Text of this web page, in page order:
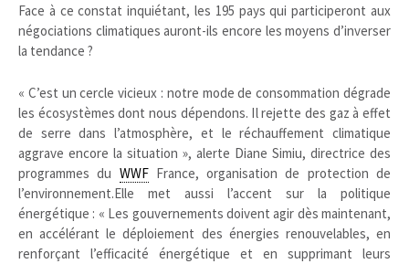
Face à ce constat inquiétant, les 195 pays qui participeront aux
négociations climatiques auront-ils encore les moyens d’inverser
la tendance ?
« C’est un cercle vicieux : notre mode de consommation dégrade
les écosystèmes dont nous dépendons. Il rejette des gaz à effet
de serre dans l’atmosphère, et le réchauffement climatique
aggrave encore la situation », alerte Diane Simiu, directrice des
programmes du WWFFrance, organisation de protection de
l’environnement.Elle met aussi l’accent sur la politique
énergétique : « Les gouvernements doivent agir dès maintenant,
en accélérant le déploiement des énergies renouvelables, en
renforçant l’efficacité énergétique et en supprimant leurs